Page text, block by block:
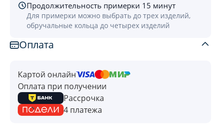
Продолжительность примерки 15 минут
Для примерки можно выбрать до трех изделий,
обручальные кольца до четырех изделий
Оплата
Картой онлайн
Оплата при получении
Рассрочка
4 платежа